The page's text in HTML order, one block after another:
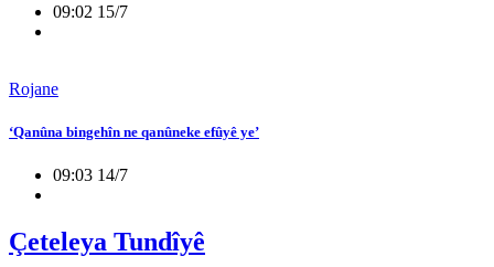
09:02 15/7
Rojane
‘Qanûna bingehîn ne qanûneke efûyê ye’
09:03 14/7
Çeteleya Tundîyê